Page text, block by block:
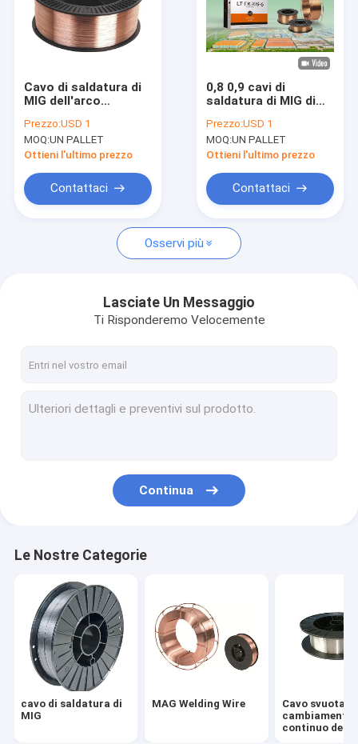
Circa noi
Giro della fabbrica
Richieda una citazione
VR
cavo di saldatura di MIG
Cavo svuotato cambiamento continuo della saldatura ad
Cavo della saldatura ad arco sommersa
Flange della saldatura dell'incavo
Saldatura Rod di acciaio inossidabile
Acciaio piano della lampadina
Piastra laterale concreta del mucchio
Calcestruzzo precompresso Antivari d'acciaio
Cavo di saldatura di
MIG dell'arco
al carbonio ER70S-4
Prezzo:USD 1
MOQ:UN PALLET
Ottieni l'ultimo prezzo
Contattaci
0,8 0,9 cavi di
saldatura di MIG di
di 1.0Mm per il ghisa
automatico del
corpo
Prezzo:USD 1
MOQ:UN PALLET
Ottieni l'ultimo prezzo
Contattaci
Osservi più
Lasciate Un Messaggio
Ti Risponderemo Velocemente
Continua
Le Nostre Categorie
cavo di saldatura di
MIG
MAG Welding Wire
Cavo svuotato
cambiamento
continuo della